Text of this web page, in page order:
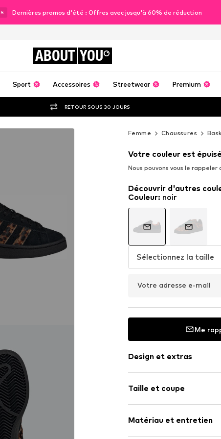
S Dernières promos d'été : Offres avec jusqu'à 60% de réduction
ABOUT YOU
Sport Accessoires Streetwear Premium
RETOUR SOUS 30 JOURS
Femme Chaussures
Votre couleur est
Nous pouvons vous le
Découvrir d'autres
Couleur: noir
Sélectionnez la taille
Votre adresse e-mail
Me
Design et extras
Cuir
Bout rond
Semelle de propreté
Taille et coupe
Matériau et entretien